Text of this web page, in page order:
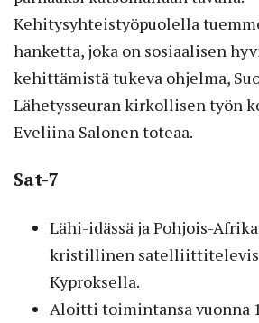
Kehitysyhteistyöpuolella
hanketta, joka on sosiaalisen
kehittämistä tukeva ohjelma,
Lähetysseuran kirkollisen työn
Eveliina Salonen toteaa.
Sat-7
Lähi-idässä ja Pohjois-
kristillinen
Kyproksella.
Aloitti toimintansa vuonna